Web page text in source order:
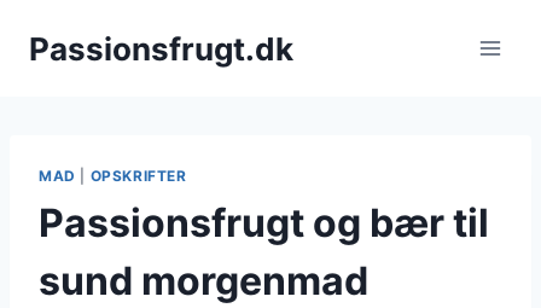
Passionsfrugt.dk
MAD OPSKRIFTER
Passionsfrugt og bær til
sund morgenmad